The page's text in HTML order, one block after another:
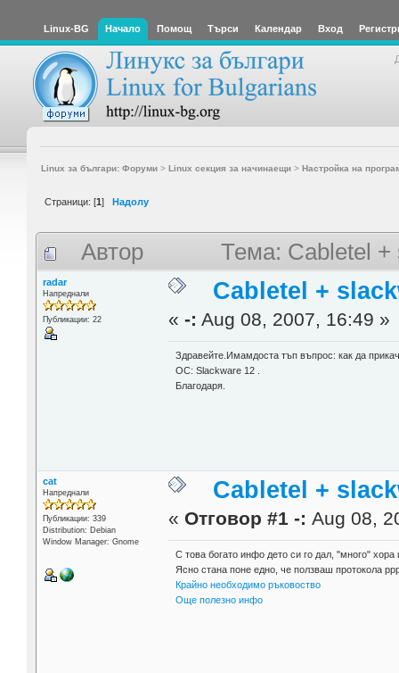
Linux-BG Начало Помощ Търси Календар Вход
Linux за българи: Форуми> Linux секция за начинаещи> Настройка на
Страници: [1] Надолу
Автор Тема: Cabletel +
radar
Напреднали
Публикации: 22
Cabletel +
«-: Aug 08, 2007, 16:49 »
Здравейте.Имамдоста тъп въпрос: как да
ОС: Slackware 12 .
Благодаря.
cat
Напреднали
Публикации: 339
Distribution: Debian
Window Manager: Gnome
Cabletel +
« Отговор #1 -: Aug 08,
С това богато инфо дето си го дал, "много" хора
Ясно стана поне едно, че ползваш протокола
Крайно необходимо ръковоство
Още полезно инфо